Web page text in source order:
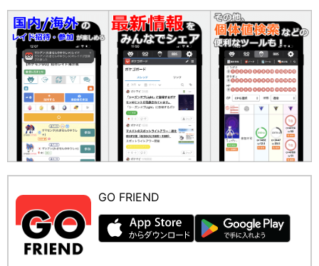
GO FRIEND